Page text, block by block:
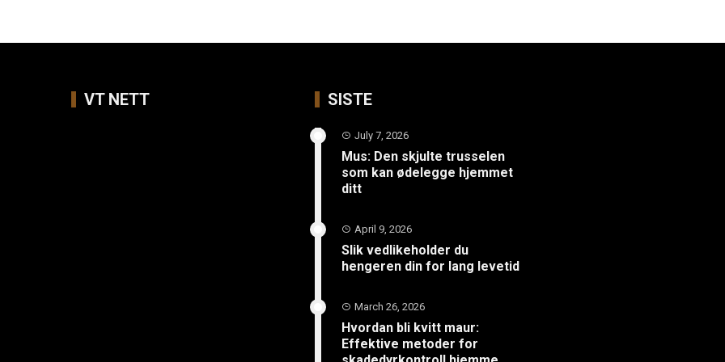
VT NETT SISTE
July 7, 2026
Mus: Den skjulte trusselen
som kan ødelegge hjemmet
ditt
April 9, 2026
Slik vedlikeholder du
hengeren din for lang levetid
March 26, 2026
Hvordan bli kvitt maur:
Effektive metoder for